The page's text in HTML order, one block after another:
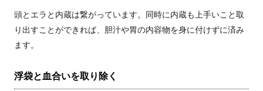
頭とエラと内蔵は繋がっています。同時に内蔵も上手いこと取
り出すことができれば、胆汁や胃の内容物を身に付けずに済み
ます。
浮袋と血合いを取り除く